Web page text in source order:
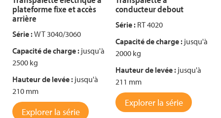
plateforme fixe et accès
arrière
Série :WT 3040/3060
Capacité de charge : jusqu'à
2500 kg
Hauteur de levée : jusqu'à
210 mm
Explorer la série
conducteur debout
Série : RT 4020
Capacité de charge : jusqu'à
2000 kg
Hauteur de levée : jusqu'à
211 mm
Explorer la série